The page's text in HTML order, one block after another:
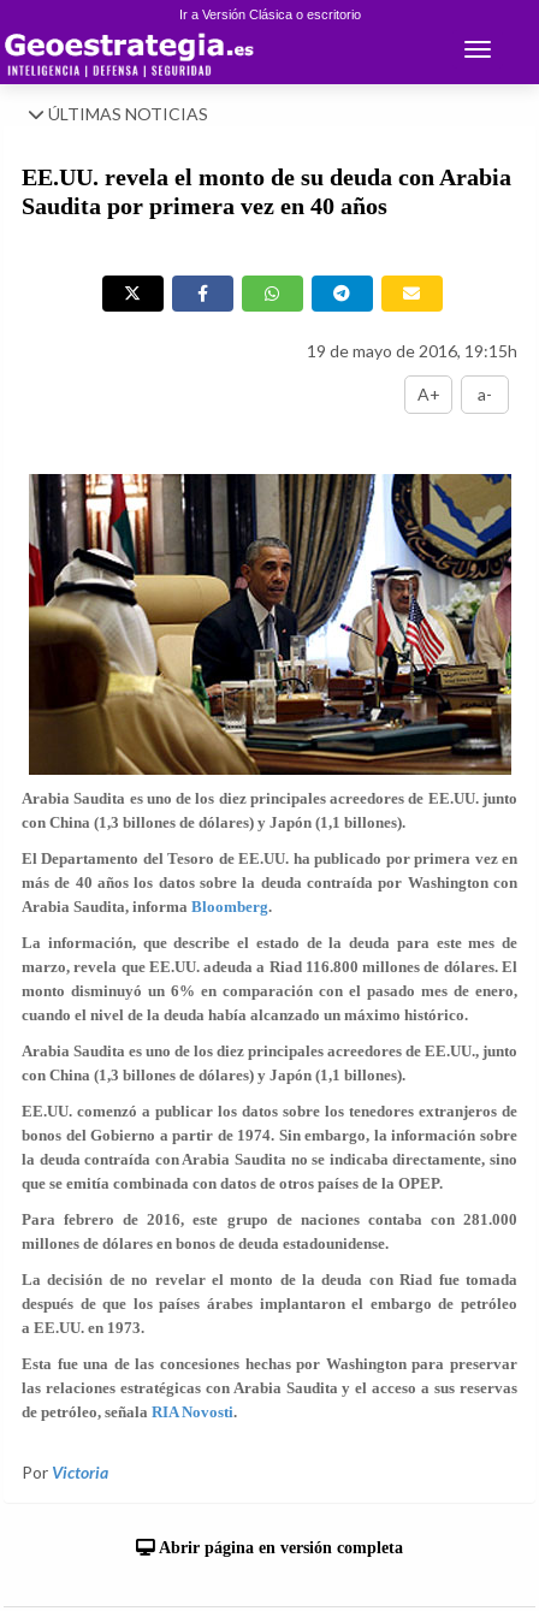
Ir a Versión Clásica o escritorio
Toggle
ÚLTIMAS NOTICIAS
EE.UU. revela el monto de su deuda con Arabia
Saudita por primera vez en 40 años
19 de mayo de 2016, 19:15h
A+ a-
Arabia Saudita es uno de los diez principales acreedores de EE.UU. junto
con China (1,3 billones de dólares) y Japón (1,1 billones).
El Departamento del Tesoro de EE.UU. ha publicado por primera vez en
más de 40 años los datos sobre la deuda contraída por Washington con
Arabia Saudita, informa Bloomberg.
La información, que describe el estado de la deuda para este mes de
marzo, revela que EE.UU. adeuda a Riad 116.800 millones de dólares. El
monto disminuyó un 6% en comparación con el pasado mes de enero,
cuando el nivel de la deuda había alcanzado un máximo histórico.
Arabia Saudita es uno de los diez principales acreedores de EE.UU., junto
con China (1,3 billones de dólares) y Japón (1,1 billones).
EE.UU. comenzó a publicar los datos sobre los tenedores extranjeros de
bonos del Gobierno a partir de 1974. Sin embargo, la información sobre
la deuda contraída con Arabia Saudita no se indicaba directamente, sino
que se emitía combinada con datos de otros países de la OPEP.
Para febrero de 2016, este grupo de naciones contaba con 281.000
millones de dólares en bonos de deuda estadounidense.
La decisión de no revelar el monto de la deuda con Riad fue tomada
después de que los países árabes implantaron el embargo de petróleo
a EE.UU. en 1973.
Esta fue una de las concesiones hechas por Washington para preservar
las relaciones estratégicas con Arabia Saudita y el acceso a sus reservas
de petróleo, señala RIA Novosti.
Por Victoria
Abrir página en versión completa